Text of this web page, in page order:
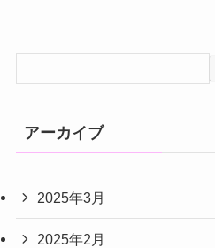
アーカイブ
2025年3月
2025年2月